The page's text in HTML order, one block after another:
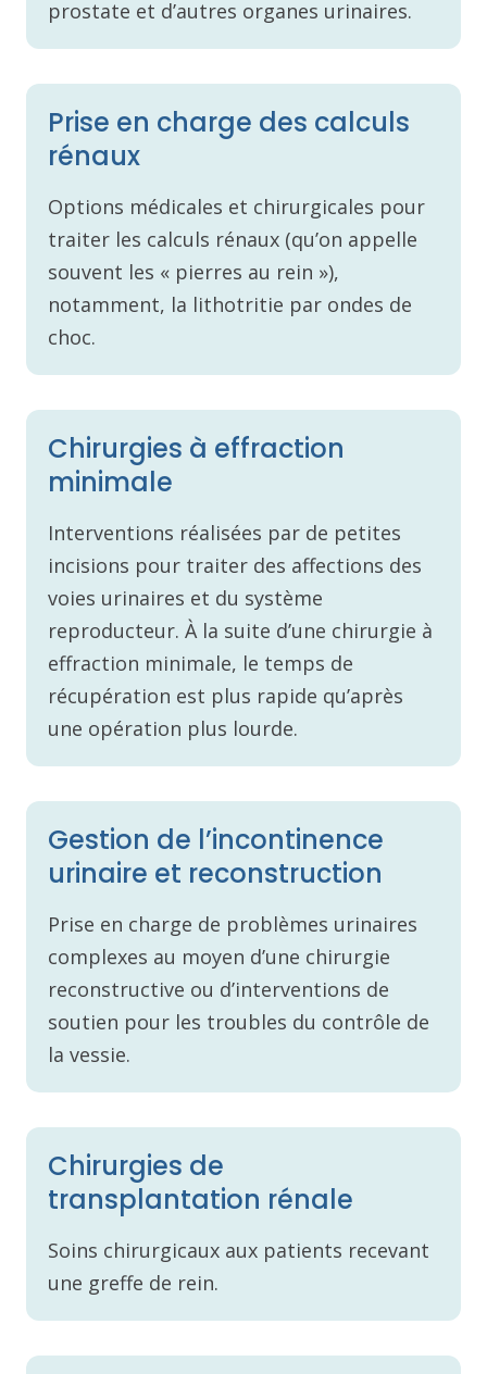
prostate et d’autres organes urinaires.
Prise en charge des calculs
rénaux
Options médicales et chirurgicales pour
traiter les calculs rénaux (qu’on appelle
souvent les « pierres au rein »),
notamment, la lithotritie par ondes de
choc.
Chirurgies à effraction
minimale
Interventions réalisées par de petites
incisions pour traiter des affections des
voies urinaires et du système
reproducteur. À la suite d’une chirurgie à
effraction minimale, le temps de
récupération est plus rapide qu’après
une opération plus lourde.
Gestion de l’incontinence
urinaire et reconstruction
Prise en charge de problèmes urinaires
complexes au moyen d’une chirurgie
reconstructive ou d’interventions de
soutien pour les troubles du contrôle de
la vessie.
Chirurgies de
transplantation rénale
Soins chirurgicaux aux patients recevant
une greffe de rein.